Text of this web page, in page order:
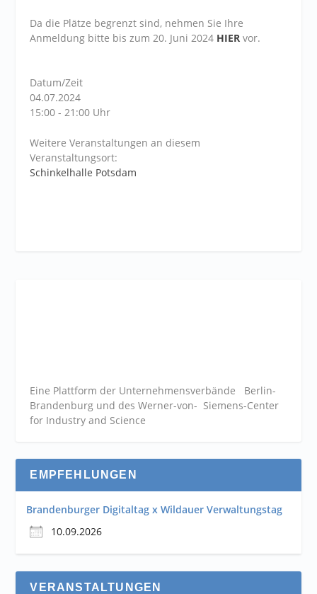
Da die Plätze begrenzt sind, nehmen Sie Ihre
Anmeldung bitte bis zum 20. Juni 2024 HIER vor.
Datum/Zeit
04.07.2024
15:00 - 21:00 Uhr
Weitere Veranstaltungen an diesem
Veranstaltungsort:
Schinkelhalle Potsdam
Eine Plattform der Unternehmensverbände Berlin-
Brandenburg und des Werner-von- Siemens-Center
for Industry and Science
EMPFEHLUNGEN
Brandenburger Digitaltag x Wildauer Verwaltungstag
10.09.2026
VERANSTALTUNGEN